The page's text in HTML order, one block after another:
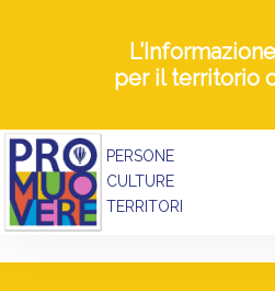
per il territorio
PERSONE
CULTURE
TERRITORI